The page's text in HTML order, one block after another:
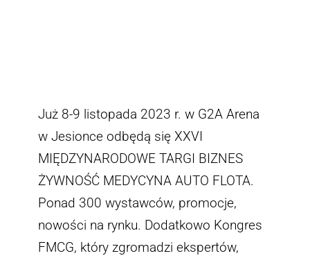
Już 8-9 listopada 2023 r. w G2A Arena
w Jesionce odbędą się XXVI
MIĘDZYNARODOWE TARGI BIZNES
ŻYWNOŚĆ MEDYCYNA AUTO FLOTA.
Ponad 300 wystawców, promocje,
nowości na rynku. Dodatkowo Kongres
FMCG, który zgromadzi ekspertów,